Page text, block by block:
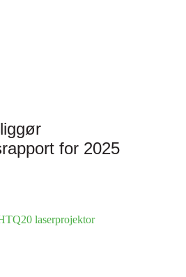
for 2025